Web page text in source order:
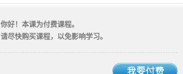
你好！本课为付费课程。
请尽快购买课程，以免影响学习。